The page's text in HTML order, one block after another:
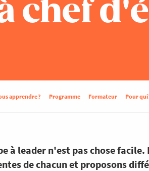
chef
apprendre ? Programme Formateur Pour
à leader n'est pas chose facile.
de chacun et proposons